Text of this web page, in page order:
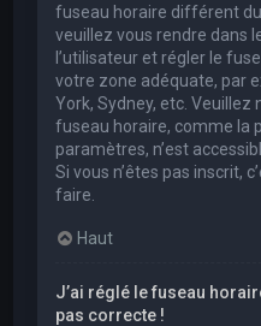
fuseau horaire différent
veuillez vous rendre dans
l’utilisateur et régler le
votre zone adéquate, par
York, Sydney, etc. Veuillez
fuseau horaire, comme la
paramètres, n’est
Si vous n’êtes pas inscrit,
faire.
Haut
J’ai réglé le fuseau
pas correcte !